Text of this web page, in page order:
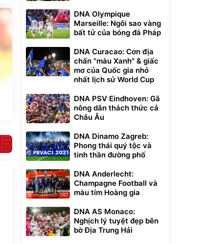
DNA Olympique
Marseille: Ngôi sao vàng
bất tử của bóng đá Pháp
DNA Curacao: Cơn địa
chấn "màu Xanh" & giấc
mơ của Quốc gia nhỏ
nhất lịch sử World Cup
DNA PSV Eindhoven: Gã
nông dân thách thức cả
Châu Âu
DNA Dinamo Zagreb:
Phong thái quý tộc và
tinh thần đường phố
DNA Anderlecht:
Champagne Football và
màu tím Hoàng gia
DNA AS Monaco:
Nghịch lý tuyệt đẹp bên
bờ Địa Trung Hải